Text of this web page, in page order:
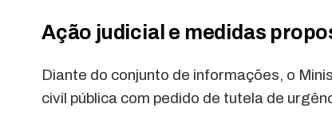
Ação judicial e medidas
Diante do conjunto de informações, o
civil pública com pedido de tutela de